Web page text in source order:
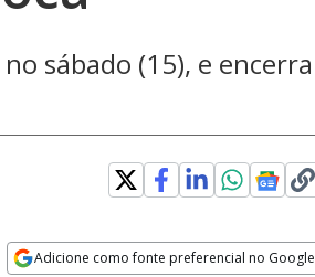
sábado (15), e encerra
Adicione como fonte preferencial no Google